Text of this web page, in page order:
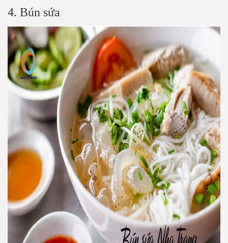
4. Bún sứa